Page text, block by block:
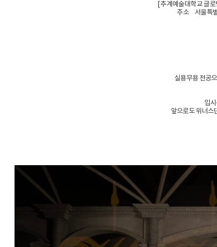
[ 추계예술대학교 글
주소 서울특
실용무용 전공
입
앞으로도 위너스